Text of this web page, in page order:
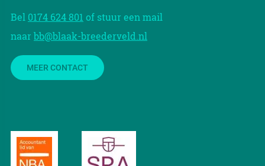
Bel 0174 624 801 of stuur een mail
naar bb@blaak-breederveld.nl
MEER CONTACT